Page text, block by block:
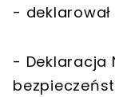
-
- Deklaracja